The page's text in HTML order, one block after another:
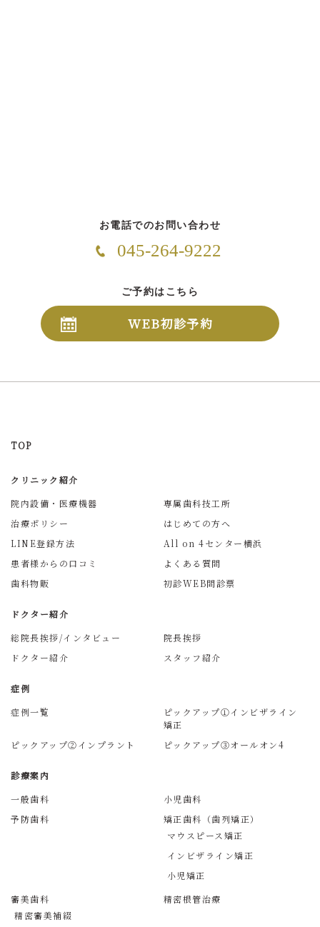
お電話でのお問い合わせ
045-264-9222
ご予約はこちら
WEB初診予約
TOP
クリニック紹介
院内設備・医療機器
専属歯科技工所
治療ポリシー
はじめての方へ
LINE登録方法
All on 4センター横浜
患者様からの口コミ
よくある質問
歯科物販
初診WEB問診票
ドクター紹介
総院長挨拶/インタビュー
院長挨拶
ドクター紹介
スタッフ紹介
症例
症例一覧
ピックアップ①インビザライン
矯正
ピックアップ②インプラント
ピックアップ③オールオン4
診療案内
一般歯科
小児歯科
予防歯科
矯正歯科（歯列矯正）
マウスピース矯正
インビザライン矯正
小児矯正
審美歯科
精密審美補綴
精密根管治療